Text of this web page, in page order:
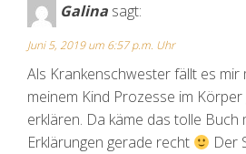
Galina sagt:
Juni 5, 2019 um 6:57 p.m. Uhr
Als Krankenschwester fällt es
meinem Kind Prozesse im
erklären. Da käme das tolle Buch
Erklärungen gerade recht
Der